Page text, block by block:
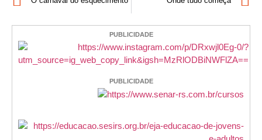
PUBLICIDADE
PUBLICIDADE